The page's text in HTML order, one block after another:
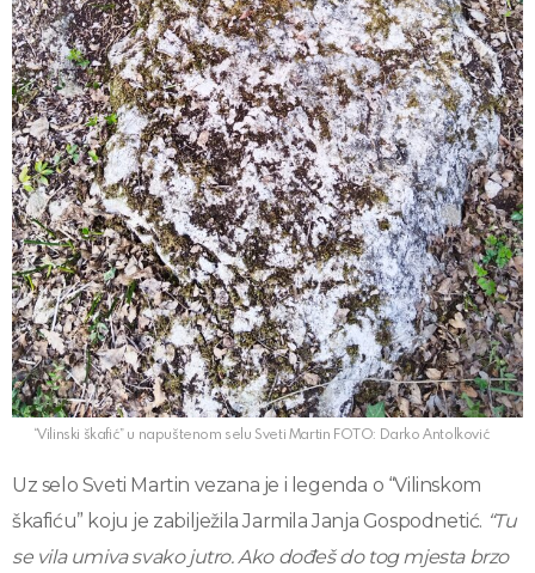
“Vilinski škafić” u napuštenom selu Sveti Martin FOTO: Darko Antolković
Uz selo Sveti Martin vezana je i legenda o “Vilinskom
škafiću” koju je zabilježila Jarmila Janja Gospodnetić. “Tu
se vila umiva svako jutro. Ako dođeš do tog mjesta brzo